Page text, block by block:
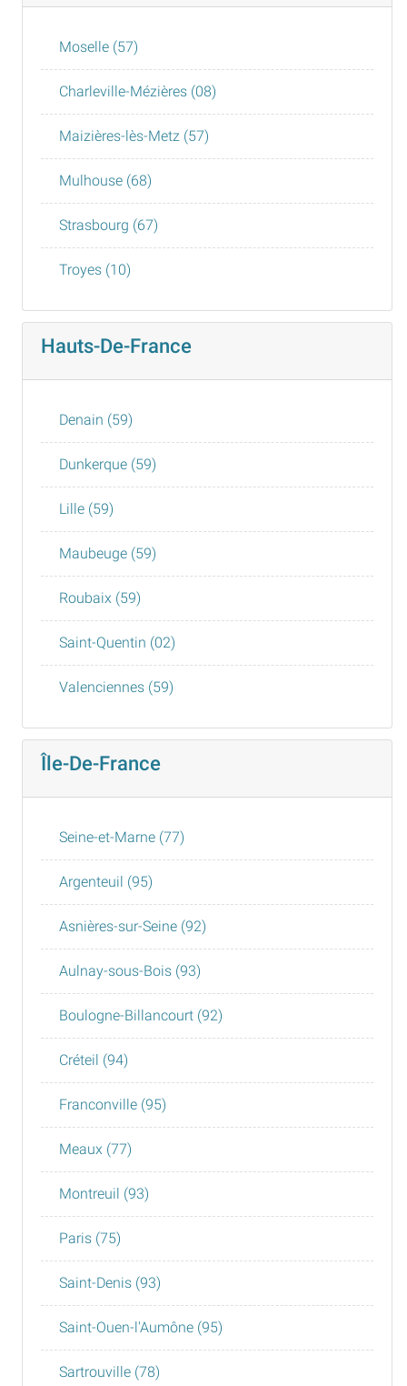
Moselle (57)
Charleville-Mézières (08)
Maizières-lès-Metz (57)
Mulhouse (68)
Strasbourg (67)
Troyes (10)
Hauts-De-France
Denain (59)
Dunkerque (59)
Lille (59)
Maubeuge (59)
Roubaix (59)
Saint-Quentin (02)
Valenciennes (59)
Île-De-France
Seine-et-Marne (77)
Argenteuil (95)
Asnières-sur-Seine (92)
Aulnay-sous-Bois (93)
Boulogne-Billancourt (92)
Créteil (94)
Franconville (95)
Meaux (77)
Montreuil (93)
Paris (75)
Saint-Denis (93)
Saint-Ouen-l'Aumône (95)
Sartrouville (78)